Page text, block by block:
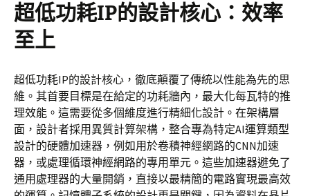
超低功耗IP的設計核心：效率
至上
超低功耗IP的設計核心，徹底顛覆了傳統以性能為先的思
維。其首要目標是在給定的功耗牆內，最大化每瓦特的推
理效能。這需要從多個維度進行精細化設計。在架構層
面，設計者採用異質計算架構，整合專為特定AI運算類型
設計的硬體加速器，例如用於卷積神經網路的CNN加速
器，或處理循環神經網路的專用單元。這些加速器避免了
通用處理器的大量開銷，直接以最精簡的電路實現最高效